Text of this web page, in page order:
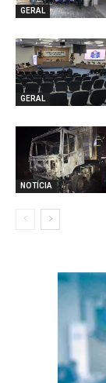
GERAL
GERAL
NOTÍCIA